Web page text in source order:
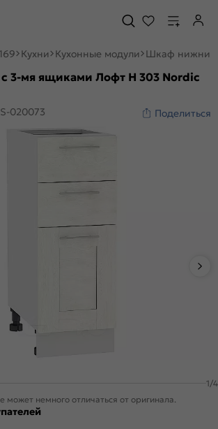
Кухни Кухонные модули Шкаф нижний
3-мя ящиками Лофт Н 303 Nordic
020073 Поделиться
1/4
может немного отличаться от оригинала.